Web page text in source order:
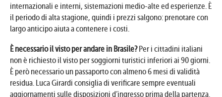
internazionali e interni, sistemazioni medio-alte ed esperienze. È
il periodo di alta stagione, quindi i prezzi salgono: prenotare con
largo anticipo aiuta a contenere i costi.
È necessario il visto per andare in Brasile?Per i cittadini italiani
non è richiesto il visto per soggiorni turistici inferiori ai 90 giorni.
È però necessario un passaporto con almeno 6 mesi di validità
residua. Luca Girardi consiglia di verificare sempre eventuali
aggiornamenti sulle disposizioni d’ingresso prima della partenza.